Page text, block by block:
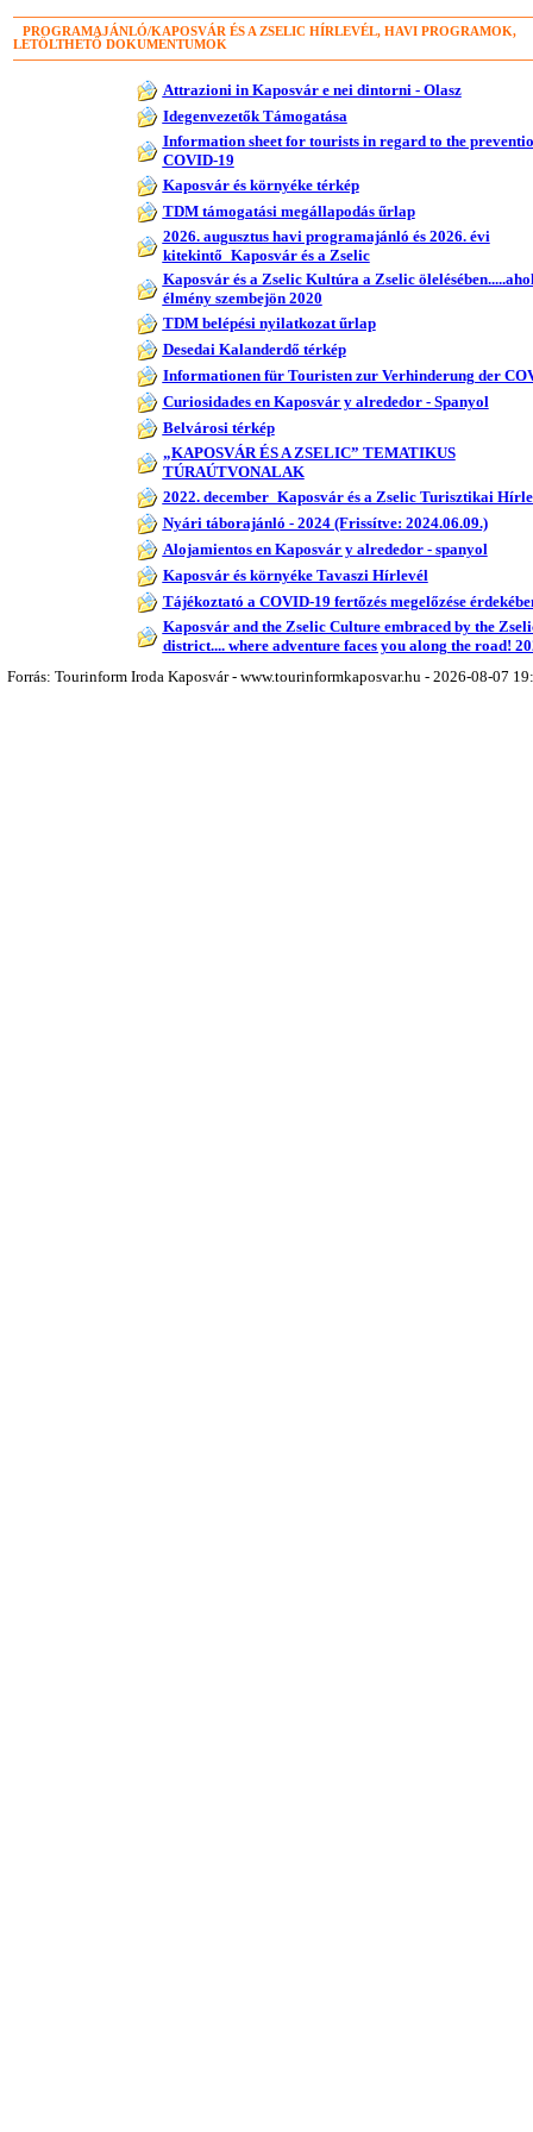
PROGRAMAJÁNLÓ/KAPOSVÁR ÉS A ZSELIC HÍRLEVÉL, HAVI PROGRAMOK,
LETÖLTHETŐ DOKUMENTUMOK
Attrazioni in Kaposvár e nei dintorni - Olasz
Idegenvezetők Támogatása
Information sheet for tourists in regard to the
COVID-19
Kaposvár és környéke térkép
TDM támogatási megállapodás űrlap
2026. augusztus havi programajánló és 2026. évi
kitekintő_Kaposvár és a Zselic
Kaposvár és a Zselic Kultúra a Zselic
élmény szembejön 2020
TDM belépési nyilatkozat űrlap
Desedai Kalanderdő térkép
Informationen für Touristen zur Verhinderung der
Curiosidades en Kaposvár y alrededor - Spanyol
Belvárosi térkép
„KAPOSVÁR ÉS A ZSELIC” TEMATIKUS
TÚRAÚTVONALAK
2022. december_Kaposvár és a Zselic Turisztikai
Nyári táborajánló - 2024 (Frissítve: 2024.06.09.)
Alojamientos en Kaposvár y alrededor - spanyol
Kaposvár és környéke Tavaszi Hírlevél
Tájékoztató a COVID-19 fertőzés megelőzése
Kaposvár and the Zselic Culture embraced by the
district.... where adventure faces you along the road!
Forrás: Tourinform Iroda Kaposvár - www.tourinformkaposvar.hu - 2026-08-07